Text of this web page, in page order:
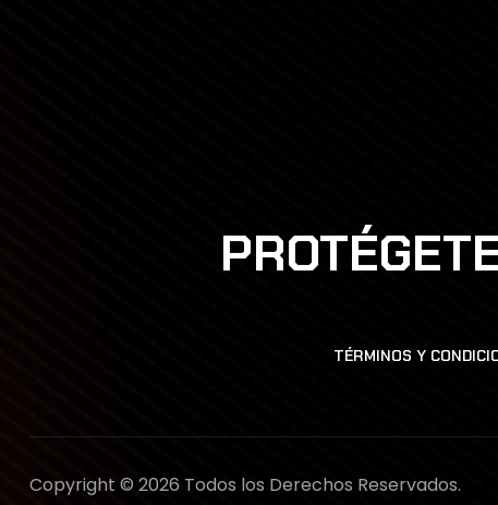
TÉRMINOS Y
Copyright © 2026 Todos los Derechos Reservados.